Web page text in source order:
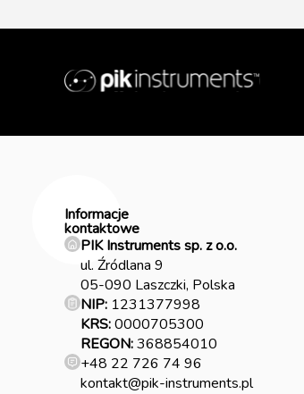
Informacje
kontaktowe
PIK Instruments sp. z o.o.
ul. Źródlana 9
05-090 Laszczki, Polska
NIP: 1231377998
KRS:0000705300
REGON:368854010
+48 22 726 74 96
kontakt@pik-instruments.pl